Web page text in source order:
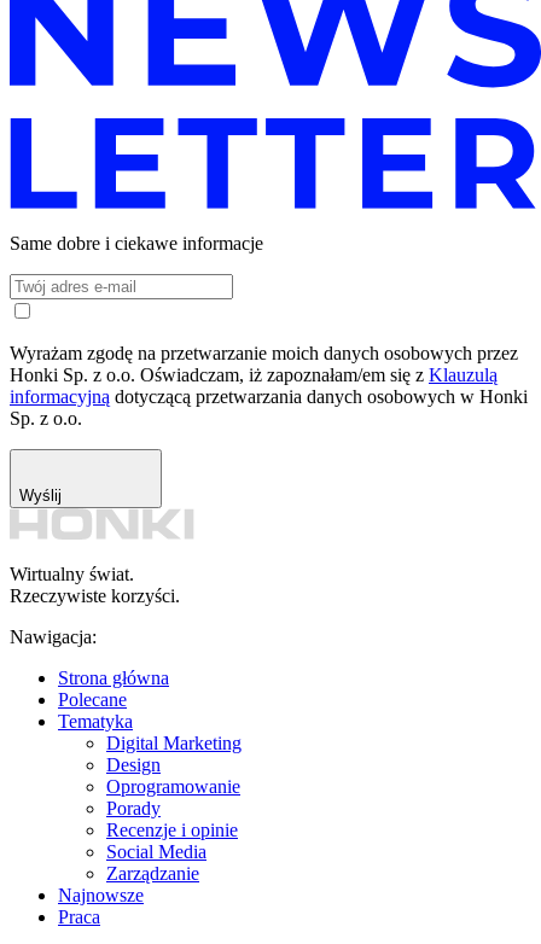
Same dobre i ciekawe informacje
Wyrażam zgodę na przetwarzanie moich danych osobowych przez
Honki Sp. z o.o. Oświadczam, iż zapoznałam/em się z Klauzulą
informacyjną dotyczącą przetwarzania danych osobowych w Honki
Sp. z o.o.
Wyślij
Wirtualny świat.
Rzeczywiste korzyści.
Nawigacja:
Strona główna
Polecane
Tematyka
Digital Marketing
Design
Oprogramowanie
Porady
Recenzje i opinie
Social Media
Zarządzanie
Najnowsze
Praca